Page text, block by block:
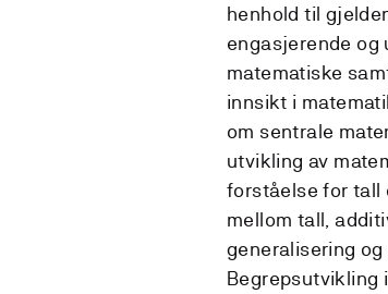
henhold til
engasjerende
matematiske
innsikt i
om sentrale
utvikling av
forståelse for tall
mellom tall,
generalisering
Begrepsutvikling